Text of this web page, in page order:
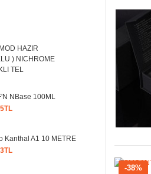
HAZIR
) NICHROME
TEL
NBase 100ML
Kanthal A1 10 METRE
-38%